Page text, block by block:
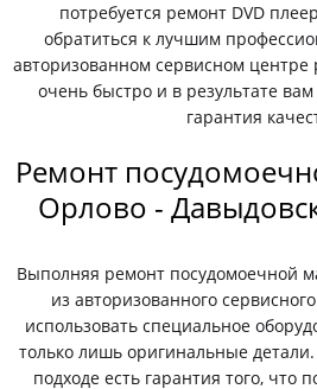
потребуется ремонт DVD
обратиться к лучшим
авторизованном сервисном центре
очень быстро и в результате
гарантия
Ремонт
Орлово -
Выполняя ремонт посудомоечной
из авторизованного
использовать специальное
только лишь оригинальные
подходе есть гарантия того, что